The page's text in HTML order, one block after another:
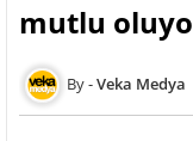
mutlu
Veka Medya